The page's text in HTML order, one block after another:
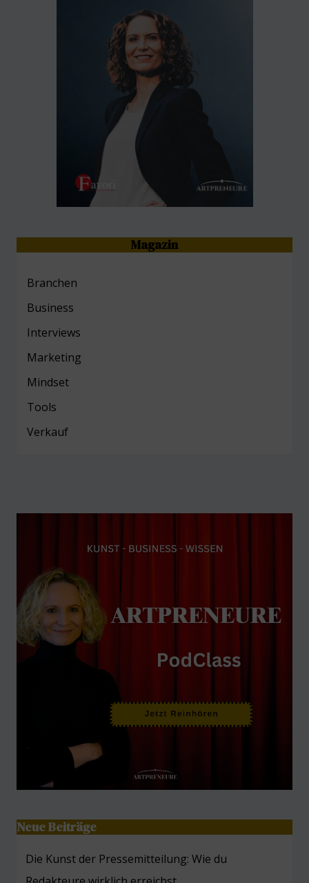
Magazin
Branchen
Business
Interviews
Marketing
Mindset
Tools
Verkauf
Neue Beiträge
Die Kunst der Pressemitteilung: Wie du